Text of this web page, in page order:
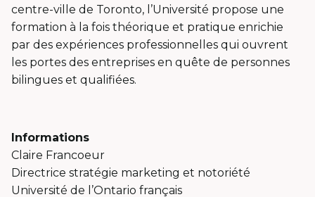
centre-ville de Toronto, l’Université propose une
formation à la fois théorique et pratique enrichie
par des expériences professionnelles qui ouvrent
les portes des entreprises en quête de personnes
bilingues et qualifiées.
Informations
Claire Francoeur
Directrice stratégie marketing et notoriété
Université de l’Ontario français